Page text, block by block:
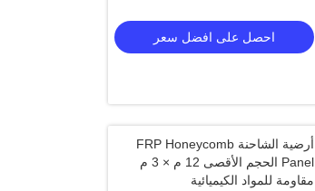
احصل على افضل سعر
أرضية الشاحنة FRP Honeycomb
Panel الحجم الأقصى 12 م × 3 م
مقاومة للمواد الكيميائية